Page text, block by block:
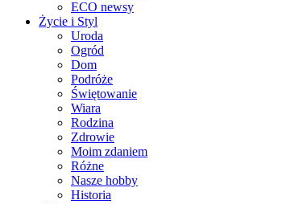
ECO newsy
Życie i Styl
Uroda
Ogród
Dom
Podróże
Świętowanie
Wiara
Rodzina
Zdrowie
Moim zdaniem
Różne
Nasze hobby
Historia